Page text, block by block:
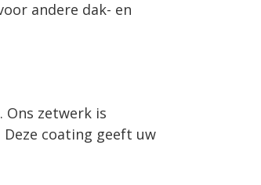
andere dak- en
. Ons zetwerk is
coating geeft uw